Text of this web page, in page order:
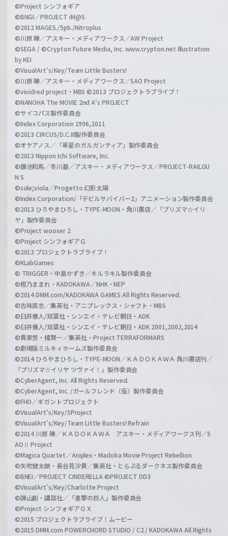
©Project シンフォギア
©BNGI／PROJECT iM@S
©2012 MAGES./5pb./Nitroplus
©川原 礫／アスキー・メディアワークス／AW Project
©SEGA / ©Crypton Future Media, Inc. www.crypton.net Illustration
by KEI
©VisualArt's/Key/Team Little Busters!
©川原 礫／アスキー・メディアワークス／SAO Project
©vividred project・MBS ©2013 プロジェクトラブライブ！
©NANOHA The MOVIE 2nd A's PROJECT
©サイコパス製作委員会
©Index Corporation 1996,2011
©2013 CIRCUS/D.C.III製作委員会
©オケアノス／「翠星のガルガンティア」製作委員会
©2013 Nippon Ichi Software, Inc.
©鎌池和馬／冬川基／アスキー・メディアワークス／PROJECT-RAILGU
N S
©sole;viola／Progetto 幻影太陽
©Index Corporation/「デビルサバイバー2」アニメーション製作委員会
©2013 ひろやまひろし・TYPE-MOON・角川書店／「プリズマ☆イリ
ヤ」製作委員会
©Project wooser 2
©Project シンフォギアＧ
©2013 プロジェクトラブライブ！
©KLabGames
© TRIGGER・中島かずき／キルラキル製作委員会
©橙乃ままれ・KADOKAWA／NHK・NEP
©2014 DMM.com/KADOKAWA GAMES All Rights Reserved.
©古味直志／集英社・アニプレックス・シャフト・MBS
©臼井儀人/双葉社・シンエイ・テレビ朝日・ADK
©臼井儀人/双葉社・シンエイ・テレビ朝日・ADK 2001,2002,2014
©貴家悠・橘賢一／集英社・Project TERRAFORMARS
©劇場版ミルキィホームズ製作委員会
©2014 ひろやまひろし・TYPE-MOON／ＫＡＤＯＫＡＷＡ 角川書店刊／
「プリズマ☆イリヤ ツヴァイ！」製作委員会
©CyberAgent, Inc. All Rights Reserved.
©CyberAgent, Inc. /ガールフレンド（仮）製作委員会
©FHO／ギガントプロジェクト
©VisualArt's/Key/SProject
©VisualArt's/Key/Team Little Busters! Refrain
©2014 川原 礫／ＫＡＤＯＫＡＷＡ アスキー・メディアワークス刊／S
AOⅡ Project
©Magica Quartet／Aniplex・Madoka Movie Project Rebellion
©矢吹健太朗・長谷見沙貴／集英社・とらぶるダークネス製作委員会
©BNEI／PROJECT CINDERELLA ©PROJECT DD3
©VisualArt's/Key/Charlotte Project
©諫山創・講談社／「進撃の巨人」製作委員会
©Project シンフォギアＧＸ
©2015 プロジェクトラブライブ！ムービー
©2015 DMM.com POWERCHORD STUDIO / C2 / KADOKAWA All Rights